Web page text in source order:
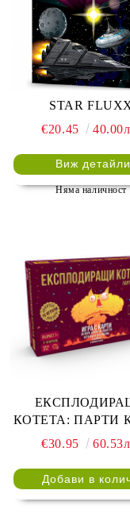
STAR
€20.45
Виж детайли
Няма наличност
КОТЕТА: ПАРТИ
€30.95